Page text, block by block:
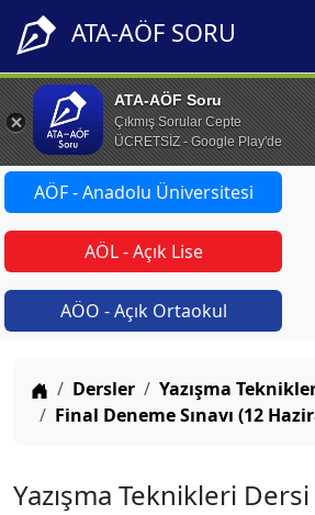
ATA-AÖF SORU
ATA-AÖF Soru
Çıkmış Sorular Cepte
ÜCRETSİZ - Google Play'de
AÖF - Anadolu Üniversitesi
AÖL - Açık Lise
AÖO - Açık Ortaokul
Anasayfa
Dersler
Yazışma
Final Deneme Sınavı (12
Yazışma Teknikleri